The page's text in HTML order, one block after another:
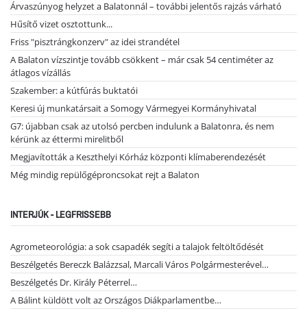
Árvaszúnyog helyzet a Balatonnál – további jelentős rajzás várható
Hűsítő vizet osztottunk...
Friss "pisztrángkonzerv" az idei strandétel
A Balaton vízszintje tovább csökkent – már csak 54 centiméter az
átlagos vízállás
Szakember: a kútfúrás buktatói
Keresi új munkatársait a Somogy Vármegyei Kormányhivatal
G7: újabban csak az utolsó percben indulunk a Balatonra, és nem
kérünk az éttermi mirelitből
Megjavították a Keszthelyi Kórház központi klímaberendezését
Még mindig repülőgéproncsokat rejt a Balaton
INTERJÚK - LEGFRISSEBB
Agrometeorológia: a sok csapadék segíti a talajok feltöltődését
Beszélgetés Bereczk Balázzsal, Marcali Város Polgármesterével…
Beszélgetés Dr. Király Péterrel…
A Bálint küldött volt az Országos Diákparlamentbe…